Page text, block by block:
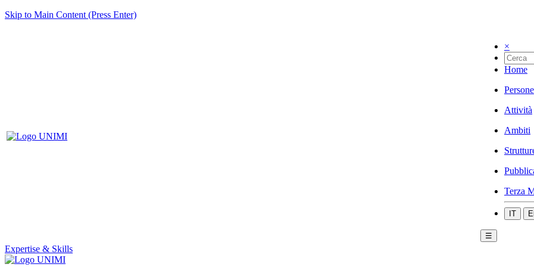
Skip to Main Content (Press Enter)
×
Home
Persone
Attività
Ambiti
Terza
IT
☰
Expertise & Skills